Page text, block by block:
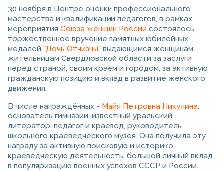
30 ноября в Центре оценки профессионального
мастерства и квалификации педагогов, в рамках
мероприятия Союза женщин России состоялось
торжественное вручение памятных юбилейных
медалей "Дочь Отчизны" выдающимся женщинам -
жительницам Свердловской области за заслуги
перед страной, своим краем и городом, за активную
гражданскую позицию и вклад в развитие женского
движения.
В числе награждённых - Майя Петровна Никулина,
основатель гимназии, известный уральский
литератор, педагог и краевед, руководитель
школьного краеведческого музея. Она получила эту
награду за активную поисковую и историко-
краеведческую деятельность, большой личный вклад
в популяризацию военных успехов СССР и России.